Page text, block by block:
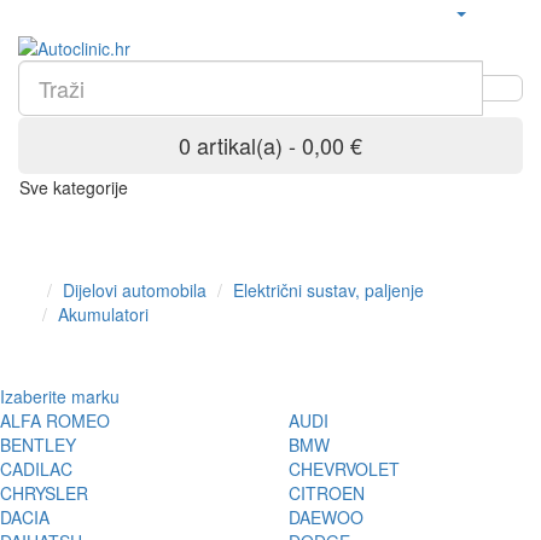
0 artikal(a) - 0,00 €
Sve kategorije
Dijelovi automobila
Električni sustav, paljenje
Akumulatori
Izaberite marku
ALFA ROMEO
AUDI
BENTLEY
BMW
CADILAC
CHEVRVOLET
CHRYSLER
CITROEN
DACIA
DAEWOO